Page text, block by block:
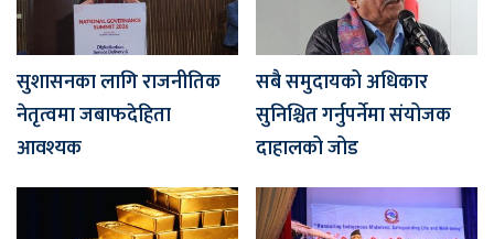
सुशासनका लागि राजनीतिक
नेतृत्वमा जबाफदेहिता
आवश्यक
सबै समुदायको अधिकार
सुनिश्चित गर्नुपर्नेमा संयोजक
दाहालको जोड